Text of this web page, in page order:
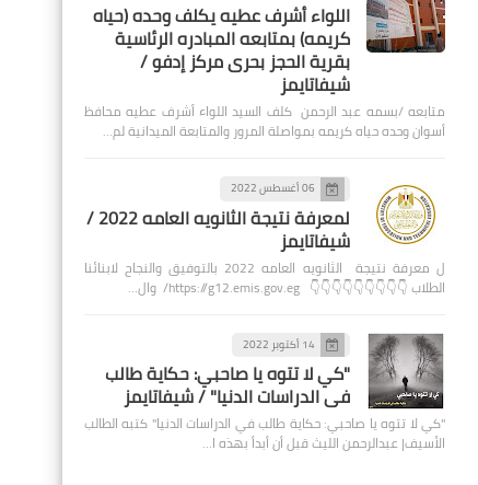
اللواء أشرف عطيه يكلف وحده (حياه
كريمه) بمتابعه المبادره الرئاسية
بقرية الحجز بحرى مركز إدفو /
شيفاتايمز
متابعه /بسمه عبد الرحمن كلف السيد اللواء أشرف عطيه محافظ
أسوان وحده حياه كريمه بمواصلة المرور والمتابعة الميدانية لم…
06 أغسطس 2022
لمعرفة نتيجة الثانويه العامه 2022 /
شيفاتايمز
ل معرفة نتيجة الثانويه العامه 2022 بالتوفيق والنجاح لابنائنا
الطلاب 👇👇👇👇👇👇👇👇👇 https://g12.emis.gov.eg/ وال…
14 أكتوبر 2022
"كي لا تتوه يا صاحبي: حكاية طالب
في الدراسات الدنيا" / شيفاتايمز
"كي لا تتوه يا صاحبي: حكاية طالب في الدراسات الدنيا" كتبه الطالب
الأسيف| عبدالرحمن الليث قبل أن أبدأ بهذه ا…